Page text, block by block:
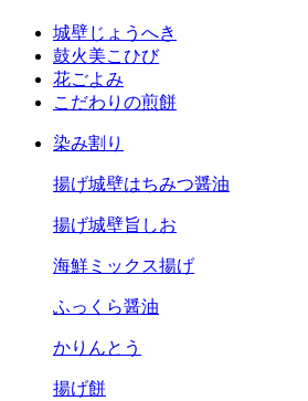
城壁じょうへき
鼓火美こひび
花ごよみ
こだわりの煎餅
染み割り
揚げ城壁はちみつ醤油
揚げ城壁旨しお
海鮮ミックス揚げ
ふっくら醤油
かりんとう
揚げ餅